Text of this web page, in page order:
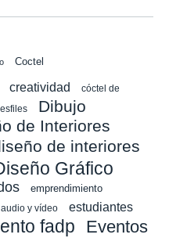
Coctel
creatividad
cóctel de
Dibujo
de Interiores
de interiores
Gráfico
emprendimiento
y vídeo
estudiantes
fadp
Eventos